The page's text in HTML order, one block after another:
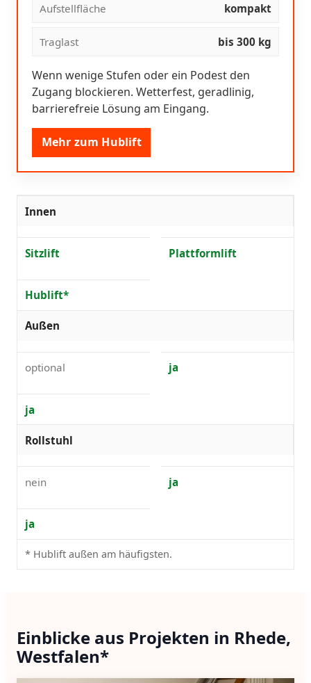
Aufstellfläche kompakt
Traglast bis 300 kg
Wenn wenige Stufen oder ein Podest den
Zugang blockieren. Wetterfest, geradlinig,
barrierefreie Lösung am Eingang.
Mehr zum Hublift
Innen
Sitzlift Plattformlift
Hublift*
Außen
optional ja
ja
Rollstuhl
nein ja
ja
* Hublift außen am häufigsten.
Einblicke aus Projekten in Rhede,
Westfalen*